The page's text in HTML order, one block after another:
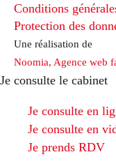
Conditions
Protection des
Une réalisation de
Noomia, Agence web
Je consulte le cabinet
Je consulte en
Je consulte en
Je prends RDV